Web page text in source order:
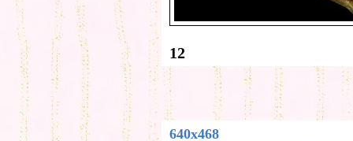
12
640x468